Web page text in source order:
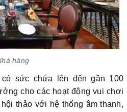
hàng
có sức chứa lên đến gần 100
cho các hoạt động vui chơi
thảo với hệ thống âm thanh,